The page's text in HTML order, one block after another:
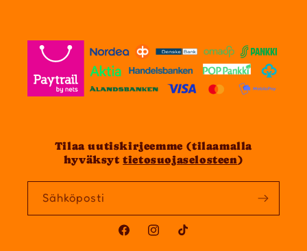
Tilaa uutiskirjeemme (tilaamalla
hyväksyttietosuojaselosteen)
Sähköposti
FacebookInstagramTikTok